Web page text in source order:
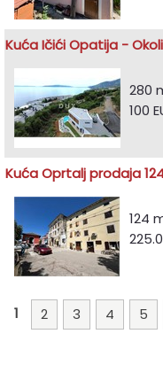
Kuća Ičići Opatija -
280
100
Kuća Oprtalj prodaja
124
1 2 3 4 5